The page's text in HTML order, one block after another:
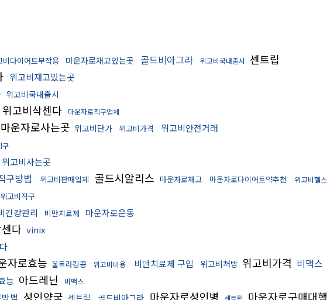
비다이어트부작용 마운자로재고있는곳 골드비아그라 위고비국내출시 센트립
위고비재고있는곳
위고비국내출시
위고비삭센다 마운자로직구업체
마운자로사는곳 위고비단가 위고비가격 위고비안전거래
구
위고비사는곳
구방법 위고비판매업체 골드시알리스 마운자로재고 마운자로다이어트약추천 위고비헬스
위고비직구
건강관리 비만치료제 마운자로운동
다 vinix
자로효능 울트라킹콩 위고비비용 비만치료제 구입 위고비처방 위고비가격 비맥스
능 아드레닌 비맥스
법 성인약국 마운자로성인병 마운자로구매대행